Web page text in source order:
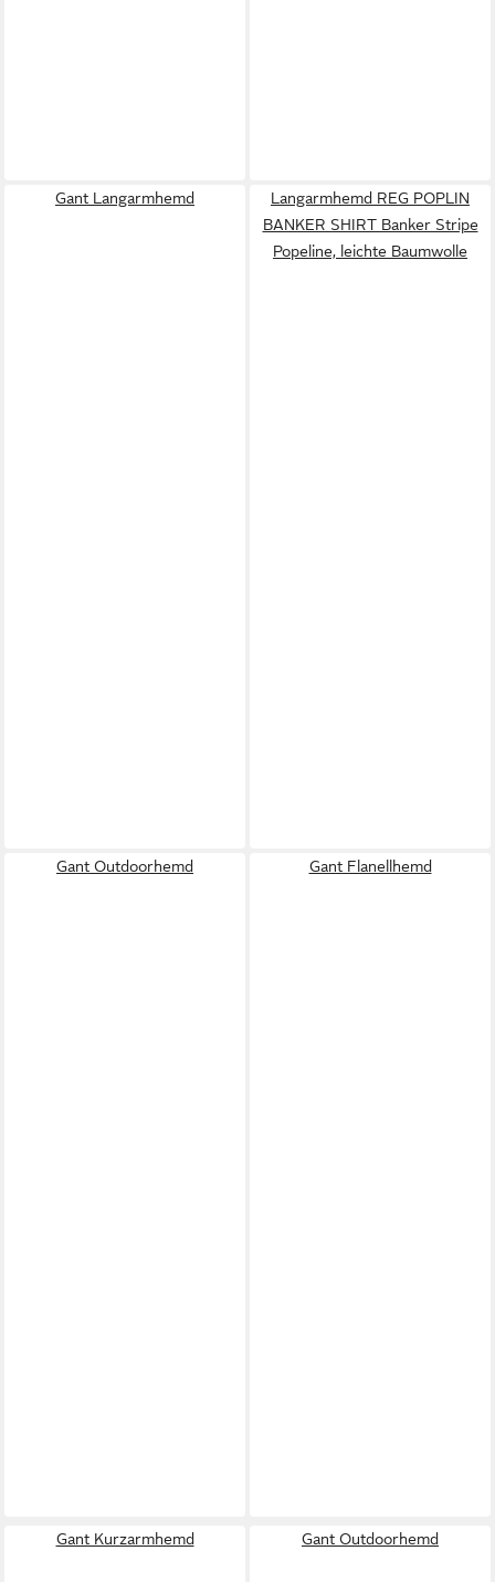
Gant Langarmhemd
Langarmhemd REG POPLIN
BANKER SHIRT Banker Stripe
Popeline, leichte Baumwolle
Gant Outdoorhemd Gant Flanellhemd
Gant Kurzarmhemd Gant Outdoorhemd